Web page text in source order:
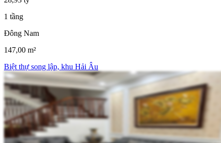
1 tầng
Đông Nam
147,00 m²
Biệt thự song lập, khu Hải Âu